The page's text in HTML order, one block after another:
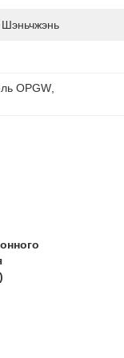
Шэньчжэнь
OPGW,